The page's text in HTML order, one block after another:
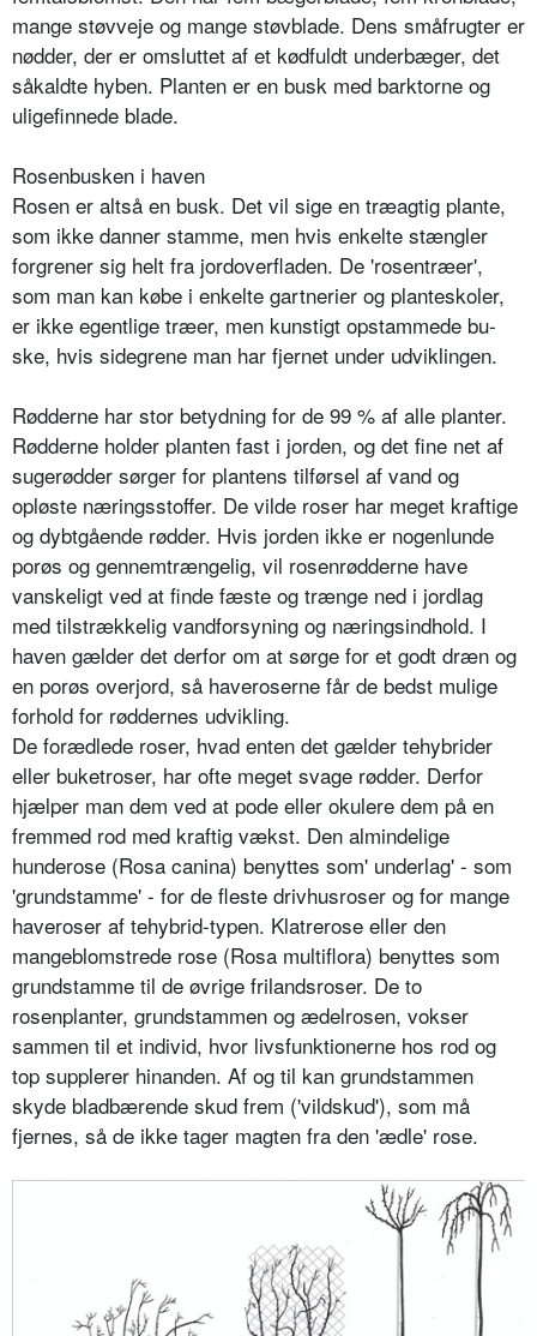
mange støvveje og mange støvblade. Dens småfrug­ter er
nødder, der er omsluttet af et kødfuldt under­bæger, det
såkaldte hyben. Planten er en busk med barktorne og
uligefinnede blade.
Rosenbusken i haven
Rosen er altså en busk. Det vil sige en træagtig plante,
som ikke danner stamme, men hvis enkelte stængler
forgrener sig helt fra jordoverfladen. De 'rosentræer',
som man kan købe i enkelte gartnerier og planteskoler,
er ikke egentlige træer, men kunstigt opstammede bu­
ske, hvis sidegrene man har fjernet under udviklingen.
Rødderne har stor betydning for de 99 % af alle planter.
Rødderne holder planten fast i jorden, og det fine net af
sugerødder sørger for plantens tilførsel af vand og
opløste næringsstoffer. De vilde roser har meget kraf­tige
og dybtgående rødder. Hvis jorden ikke er nogen­lunde
porøs og gennemtrængelig, vil rosenrødderne have
vanskeligt ved at finde fæste og trænge ned i jordlag
med tilstrækkelig vandforsyning og næringsindhold. I
haven gælder det derfor om at sørge for et godt dræn og
en porøs overjord, så haveroserne får de bedst mulige
forhold for røddernes udvikling.
De forædlede roser, hvad enten det gælder tehybri­der
eller buketroser, har ofte meget svage rødder. Der­for
hjælper man dem ved at pode eller okulere dem på en
fremmed rod med kraftig vækst. Den almindelige
hunderose (Rosa canina) benyttes som' underlag' - som
'grundstamme' - for de fleste drivhusroser og for mange
haveroser af tehybrid-typen. Klatrerose eller den
mangeblomstrede rose (Rosa multiflora) benyttes som
grundstamme til de øvrige frilandsroser. De to
rosenplanter, grundstammen og ædelrosen, vokser
sammen til et individ, hvor livsfunktionerne hos rod og
top supplerer hinanden. Af og til kan grundstammen
skyde bladbærende skud frem ('vildskud'), som må
fjernes, så de ikke tager magten fra den 'ædle' rose.